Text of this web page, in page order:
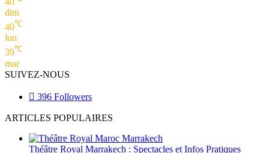
dim
40℃
lun
39℃
mar
SUIVEZ-NOUS
396 Followers
ARTICLES POPULAIRES
Théâtre Royal Marrakech : Spectacles et Infos Pratiques